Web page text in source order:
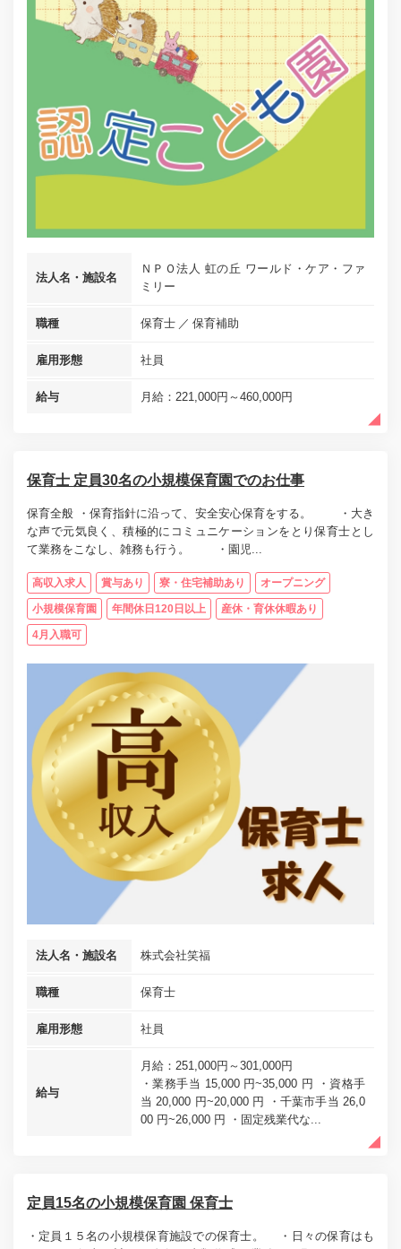
法人名・施設名
ＮＰＯ法人 虹の丘 ワールド・ケア・ファ
ミリー
職種 保育士 保育補助
雇用形態 社員
給与 月給：221,000円～460,000円
保育士 定員30名の小規模保育園でのお仕事
保育全般 ・保育指針に沿って、安全安心保育をする。 ・大き
な声で元気良く、積極的にコミュニケーションをとり保育士とし
て業務をこなし、雑務も行う。 ・園児...
高収入求人 賞与あり 寮・住宅補助あり オープニング
小規模保育園 年間休日120日以上 産休・育休休暇あり
4月入職可
法人名・施設名 株式会社笑福
職種 保育士
雇用形態 社員
給与
月給：251,000円～301,000円
・業務手当 15,000 円~35,000 円 ・資格手
当 20,000 円~20,000 円 ・千葉市手当 26,0
00 円~26,000 円 ・固定残業代な...
定員15名の小規模保育園 保育士
・定員１５名の小規模保育施設での保育士。 ・日々の保育はも